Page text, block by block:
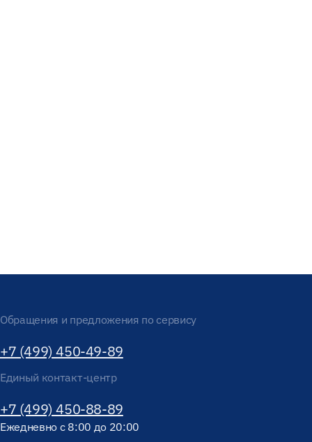
Обращения и предложения по сервису
+7 (499) 450-49-89
Единый контакт-центр
+7 (499) 450-88-89
Ежедневно с 8:00 до 20:00